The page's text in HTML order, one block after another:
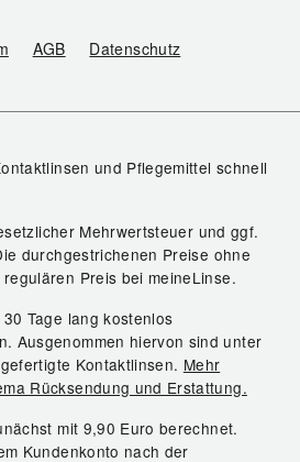
AGB Datenschutz
und Pflegemittel schnell
Mehrwertsteuer und ggf.
durchgestrichenen Preise ohne
Preis bei meineLinse.
Tage lang kostenlos
Ausgenommen hiervon sind unter
Kontaktlinsen. Mehr
Rücksendung und Erstattung.
mit 9,90 Euro berechnet.
Kundenkonto nach der